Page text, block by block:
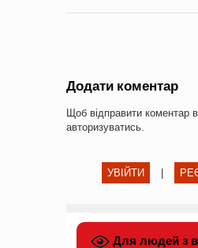
Додати коментар
Щоб відправити коментар
авторизуватись
УВІЙТИ |
Для людей з